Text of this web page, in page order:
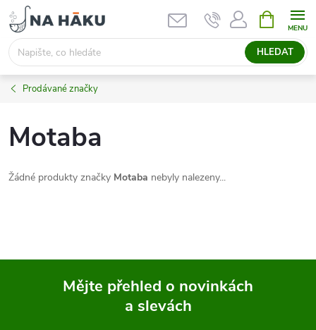
Přejít
na
obsah
HLEDAT
NÁKUPNÍ
KOŠÍK
Prodávané značky
Motaba
Žádné produkty značky Motaba nebyly nalezeny...
Mějte přehled o novinkách
a slevách